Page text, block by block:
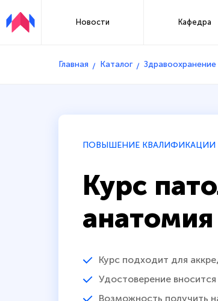
Новости Кафедра
Главная Каталог Здравоохранение
ПОВЫШЕНИЕ КВАЛИФИКАЦИИ
Курс
анатомия
Курс подходит для
Удостоверение
Возможность получить